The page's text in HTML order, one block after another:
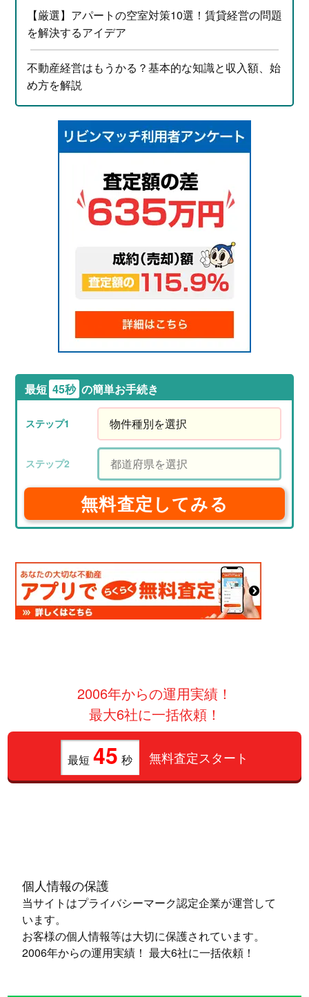
【厳選】アパートの空室対策10選！賃貸経営の問題
を解決するアイデア
不動産経営はもうかる？基本的な知識と収入額、始
め方を解説
最短 45秒 の簡単お手続き
無料査定してみる
2006年からの運用実績！
最大6社に一括依頼！
最短 45 秒 無料査定スタート
個人情報の保護
当サイトはプライバシーマーク認定企業が運営して
います。
お客様の個人情報等は大切に保護されています。
2006年からの運用実績！ 最大6社に一括依頼！